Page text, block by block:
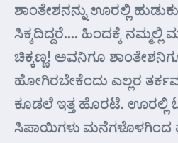
ಶಾಂತೇಶನನ್ನು ಊರಲ್ಲಿ
ಸಿಕ್ಕದಿದ್ದರೆ…. ಹಿಂದಕ್ಕೆ ನಮ್ಮಲ್ಲಿ
ಚಿಕ್ಕಣ್ಣ! ಅವನಿಗೂ
ಹೋಗಿರಬೇಕೆಂದು ಎಲ್ಲರ
ಕೂಡಲೆ ಇತ್ತ ಹೊರಟೆ.
ಸಿಪಾಯಿಗಳು ಮನೆಗಳೊಳಗಿಂದ